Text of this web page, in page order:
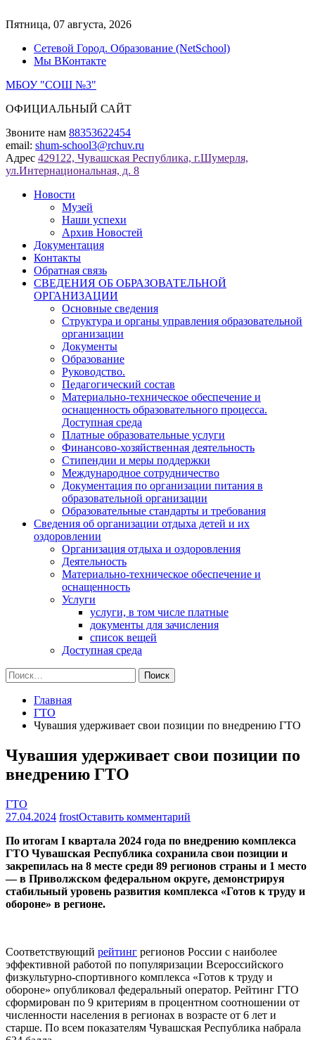
к
Пятница, 07 августа, 2026
Сетевой Город. Образование (NetSchool)
Мы ВКонтакте
МБОУ "СОШ №3"
ОФИЦИАЛЬНЫЙ САЙТ
Звоните нам 88353622454
email: shum-school3@rchuv.ru
Адрес 429122, Чувашская Республика, г.Шумерля,
ул.Интернациональная, д. 8
Новости
Музей
Наши успехи
Архив Новостей
Документация
Контакты
Обратная связь
СВЕДЕНИЯ ОБ ОБРАЗОВАТЕЛЬНОЙ
ОРГАНИЗАЦИИ
Основные сведения
Структура и органы управления образовательной
организации
Документы
Образование
Руководство.
Педагогический состав
Материально-техническое обеспечение и
оснащенность образовательного процесса.
Доступная среда
Платные образовательные услуги
Финансово-хозяйственная деятельность
Стипендии и меры поддержки
Международное сотрудничество
Документация по организации питания в
образовательной организации
Образовательные стандарты и требования
Сведения об организации отдыха детей и их
оздоровлении
Организация отдыха и оздоровления
Деятельность
Материально-техническое обеспечение и
оснащенность
Услуги
услуги, в том числе платные
документы для зачисления
список вещей
Доступная среда
Найти:
Главная
ГТО
Чувашия удерживает свои позиции по внедрению ГТО
Чувашия удерживает свои позиции по
внедрению ГТО
ГТО
27.04.2024 frostОставить комментарий
удерживает
свои
позиции
по
внедрению
По итогам I квартала 2024 года по внедрению комплекса
ГТО Чувашская Республика сохранила свои позиции и
закрепилась на 8 месте среди 89 регионов страны и 1 место
— в Приволжском федеральном округе, демонстрируя
стабильный уровень развития комплекса «Готов к труду и
обороне» в регионе.
Соответствующий рейтинг регионов России с наиболее
эффективной работой по популяризации Всероссийского
физкультурно-спортивного комплекса «Готов к труду и
обороне» опубликовал федеральный оператор. Рейтинг ГТО
сформирован по 9 критериям в процентном соотношении от
численности населения в регионах в возрасте от 6 лет и
старше. По всем показателям Чувашская Республика набрала